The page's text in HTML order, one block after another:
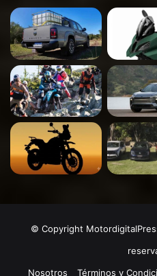
© Copyright
Nosotros
Términos y